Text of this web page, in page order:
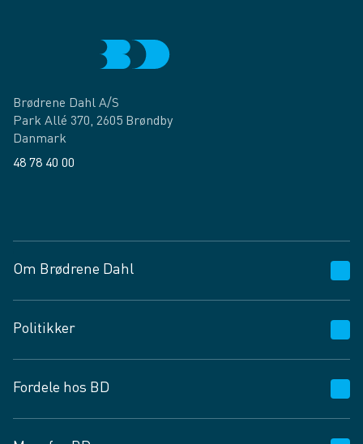
Brødrene Dahl A/S
Park Allé 370, 2605 Brøndby
Danmark
48 78 40 00
Om Brødrene Dahl
Vagttelefon 30 10 89 89
Spørgsmål og svar
Job og karriere
Fødevarekontrolrapport
Politikker
Privatlivspolitik
Cookies
Fordele hos BD